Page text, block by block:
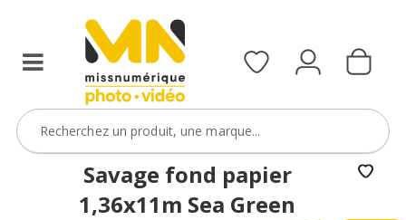
Savage fond papier
1,36x11m Sea Green